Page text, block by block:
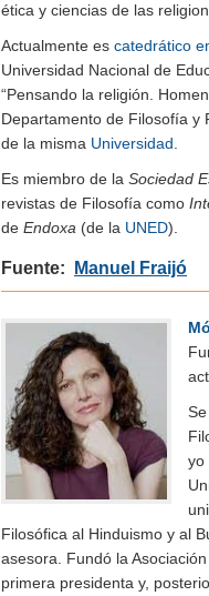
ética y ciencias de las
Actualmente es catedrático
Universidad Nacional de
“Pensando la religión.
Departamento de Filosofía
de la misma Universidad
Es miembro de la Sociedad
revistas de Filosofía como
de Endoxa (de la UNED).
Fuente: Manuel Fraijó
yo
Filosófica al Hinduismo y al
asesora. Fundó la
primera presidenta y,